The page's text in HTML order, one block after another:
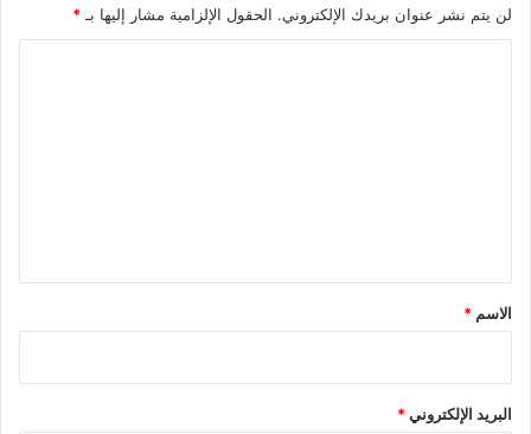
لن يتم نشر عنوان بريدك الإلكتروني. الحقول الإلزامية مشار إليها بـ *
*
الاسم *
البريد الإلكتروني*